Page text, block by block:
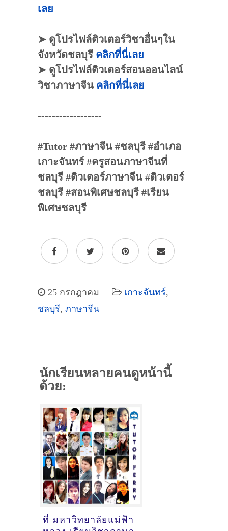
เลย
➤ ดูโปรไฟล์ติวเตอร์วิชาอื่นๆใน
จังหวัดชลบุรี คลิกที่นี่เลย
➤ ดูโปรไฟล์ติวเตอร์สอนออนไลน์
วิชาภาษาจีน คลิกที่นี่เลย
------------------
#Tutor #ภาษาจีน #ชลบุรี #อำเภอ
เกาะจันทร์ #ครูสอนภาษาจีนที่
ชลบุรี #ติวเตอร์ภาษาจีน #ติวเตอร์
ชลบุรี #สอนพิเศษชลบุรี #เรียน
พิเศษชลบุรี
25 กรกฎาคม เกาะจันทร์,
ชลบุรี, ภาษาจีน
นักเรียนหลายคนดูหน้านี้
ด้วย:
ที่ มหาวิทยาลัยแม่ฟ้า